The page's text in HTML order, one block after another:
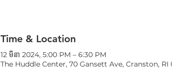
Time & Location
12 មីនា 2024, 5:00 PM – 6:30 PM
The Huddle Center, 70 Gansett Ave, Cranston, RI